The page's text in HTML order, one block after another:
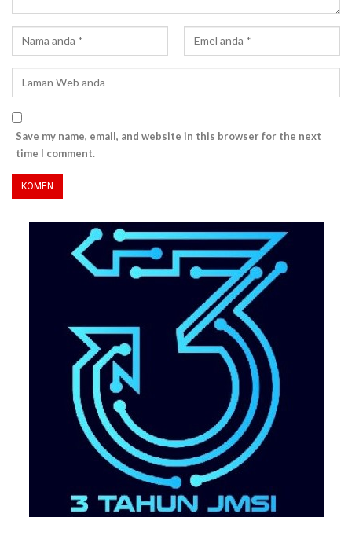
Save my name, email, and website in this browser for the next
time I comment.